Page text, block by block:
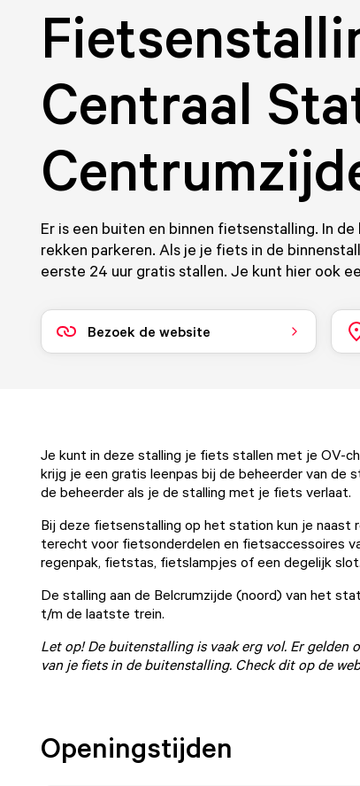
Centraal
Er is een buiten en binnen fietsenstalling. In
rekken parkeren. Als je je fiets in de
eerste 24 uur gratis stallen. Je kunt hier ook
Bezoek de website
Je kunt in deze stalling je fiets stallen met je OV-
krijg je een gratis leenpas bij de beheerder van de
de beheerder als je de stalling met je fiets verlaat.
Bij deze fietsenstalling op het station kun je naast
terecht voor fietsonderdelen en fietsaccessoires
regenpak, fietstas, fietslampjes of een degelijk slot.
De stalling aan de Belcrumzijde (noord) van het
t/m de laatste trein.
Let op! De buitenstalling is vaak erg vol. Er gelden
van je fiets in de buitenstalling. Check dit op de
Openingstijden